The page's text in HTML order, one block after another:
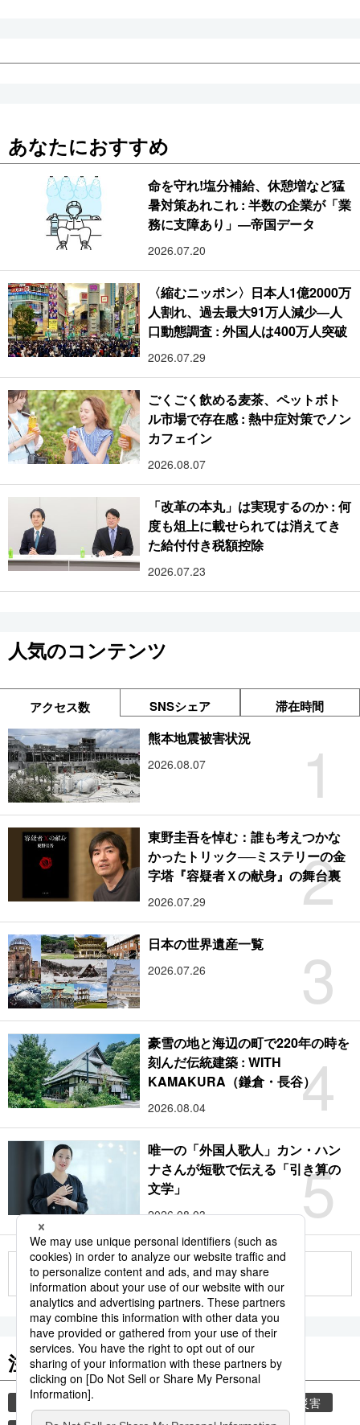
あなたにおすすめ
命を守れ!塩分補給、休憩増など猛
暑対策あれこれ : 半数の企業が「業
務に支障あり」―帝国データ
2026.07.20
〈縮むニッポン〉日本人1億2000万
人割れ、過去最大91万人減少―人
口動態調査 : 外国人は400万人突破
2026.07.29
ごくごく飲める麦茶、ペットボト
ル市場で存在感 : 熱中症対策でノン
カフェイン
2026.08.07
「改革の本丸」は実現するのか : 何
度も俎上に載せられては消えてき
た給付付き税額控除
2026.07.23
人気のコンテンツ
アクセス数 SNSシェア 滞在時間
1
熊本地震被害状況
2026.08.07
2
東野圭吾を悼む：誰も考えつかな
かったトリック──ミステリーの金
字塔『容疑者Ｘの献身』の舞台裏
2026.07.29
3
日本の世界遺産一覧
2026.07.26
4
豪雪の地と海辺の町で220年の時を
刻んだ伝統建築 : WITH
KAMAKURA（鎌倉・長谷）
2026.08.04
5
唯一の「外国人歌人」カン・ハン
ナさんが短歌で伝える「引き算の
文学」
2026.08.03
もっと見る
注目のキーワード
共同通信ニュース
気象・災害